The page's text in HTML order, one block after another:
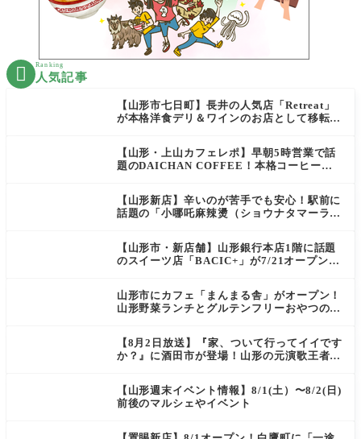
 Ranking
人気記事
【山形市七日町】長井の人気店「Retreat」
が本格洋食デリ＆ワインのお店として移転オ
【山形・上山カフェレポ】早朝5時営業で話
題のDAICHAN COFFEE！本格コーヒーを
【山形新店】辛いのが苦手でも安心！駅前に
話題の「小哪吒麻辣燙（ショウナタマーラー
【山形市・新店舗】山形銀行本店1階に話題
のスイーツ店「BACIC+」が7/21オープン！
山形市にカフェ「まんまる舎」がオープン！
山形野菜ランチとグルテンフリーおやつの新
【8月2日放送】『家、ついて行ってイイです
か？』に酒田市が登場！山形の元演歌王者
【山形週末イベント情報】8/1(土）〜8/2(日)
前後のマルシェやイベント